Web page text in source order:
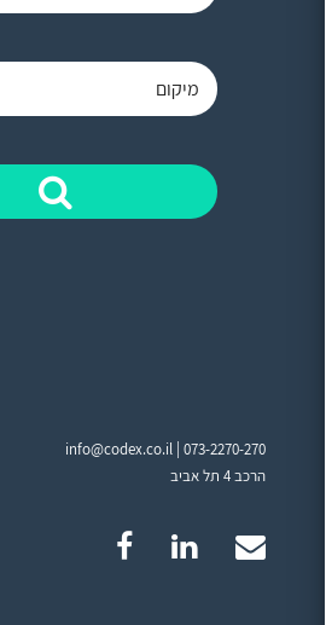
מיקום
info@codex.co.il |073-2270-270
הרכב 4 תל אביב